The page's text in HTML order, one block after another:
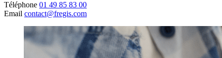
Téléphone 01 49 85 83 00
Email contact@fregis.com